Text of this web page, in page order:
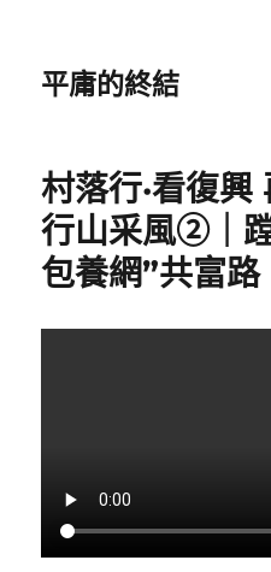
平庸的終結
村落行·看復興
行山采風②｜
包養網”共富路